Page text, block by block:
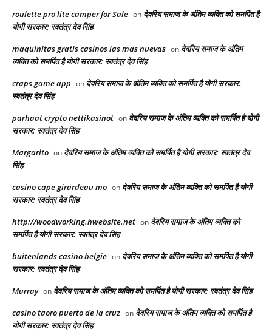
roulette pro lite camper for Sale on देवरिय समाज के अंतिम व्यक्ति को समर्पित है
योगी सरकार: स्वतंत्र देव सिंह
maquinitas gratis casinos las mas nuevas on देवरिय समाज के अंतिम
व्यक्ति को समर्पित है योगी सरकार: स्वतंत्र देव सिंह
craps game app on देवरिय समाज के अंतिम व्यक्ति को समर्पित है योगी सरकार:
स्वतंत्र देव सिंह
parhaat crypto nettikasinot on देवरिय समाज के अंतिम व्यक्ति को समर्पित है योगी
सरकार: स्वतंत्र देव सिंह
Margarito on देवरिय समाज के अंतिम व्यक्ति को समर्पित है योगी सरकार: स्वतंत्र देव
सिंह
casino cape girardeau mo on देवरिय समाज के अंतिम व्यक्ति को समर्पित है योगी
सरकार: स्वतंत्र देव सिंह
http://woodworking.hwebsite.net on देवरिय समाज के अंतिम व्यक्ति को
समर्पित है योगी सरकार: स्वतंत्र देव सिंह
buitenlands casino belgie on देवरिय समाज के अंतिम व्यक्ति को समर्पित है योगी
सरकार: स्वतंत्र देव सिंह
Murray on देवरिय समाज के अंतिम व्यक्ति को समर्पित है योगी सरकार: स्वतंत्र देव सिंह
casino taoro puerto de la cruz on देवरिय समाज के अंतिम व्यक्ति को समर्पित है
योगी सरकार: स्वतंत्र देव सिंह